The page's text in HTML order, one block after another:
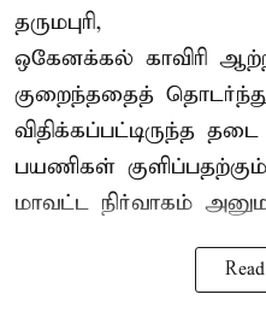
தருமபுரி,
ஒகேனக்கல் காவிரி
குறைந்ததைத்
விதிக்கப்பட்டிருந்த
பயணிகள்
மாவட்ட நிர்வாகம்